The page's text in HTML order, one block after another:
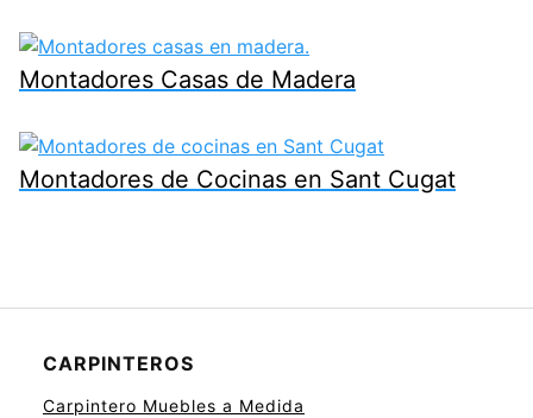
Montadores Casas de Madera
Montadores de Cocinas en Sant Cugat
CARPINTEROS
Carpintero Muebles a Medida